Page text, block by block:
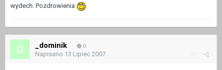
wydech. Pozdrowienia
_dominik 0
Napisano 13 Lipiec 2007